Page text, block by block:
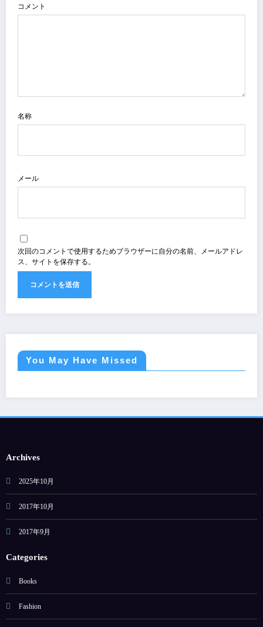
コメント
名称
メール
次回のコメントで使用するためブラウザーに自分の名前、メールアドレ
ス、サイトを保存する。
You May Have Missed
Archives
2025年10月
2017年10月
2017年9月
Categories
Books
Fashion